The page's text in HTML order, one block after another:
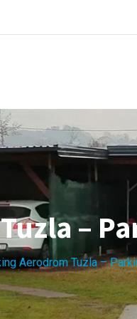
–
Aerodrom Tuzla –